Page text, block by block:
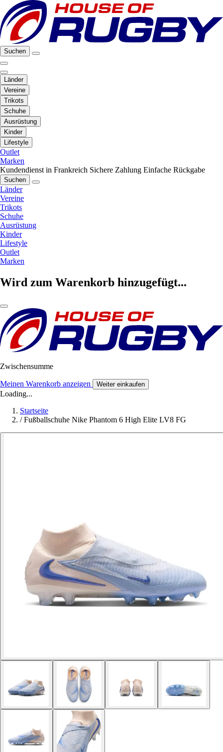
Suchen
Länder
Vereine
Trikots
Schuhe
Ausrüstung
Kinder
Lifestyle
Outlet
Marken
Kundendienst in Frankreich Sichere Zahlung Einfache Rückgabe
Suchen
Länder
Vereine
Trikots
Schuhe
Ausrüstung
Kinder
Lifestyle
Outlet
Marken
Wird zum Warenkorb hinzugefügt...
Zwischensumme
Meinen Warenkorb anzeigen Weiter einkaufen
Loading...
Startseite
/ Fußballschuhe Nike Phantom 6 High Elite LV8 FG